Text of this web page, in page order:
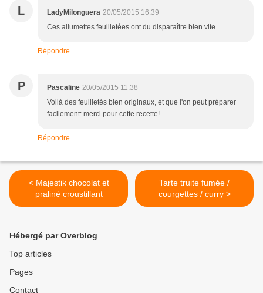
L LadyMilonguera 20/05/2015 16:39
Ces allumettes feuilletées ont du disparaître bien vite...
Répondre
P Pascaline 20/05/2015 11:38
Voilà des feuilletés bien originaux, et que l'on peut préparer
facilement: merci pour cette recette!
Répondre
< Majestik chocolat et
praliné croustillant
Tarte truite fumée /
courgettes / curry >
Hébergé par Overblog
Top articles
Pages
Contact